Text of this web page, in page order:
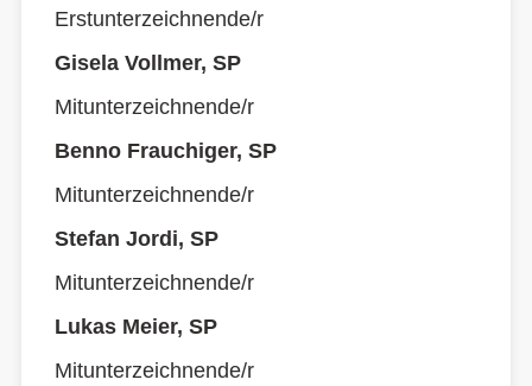
Erstunterzeichnende/r
Gisela Vollmer, SP
Mitunterzeichnende/r
Benno Frauchiger, SP
Mitunterzeichnende/r
Stefan Jordi, SP
Mitunterzeichnende/r
Lukas Meier, SP
Mitunterzeichnende/r